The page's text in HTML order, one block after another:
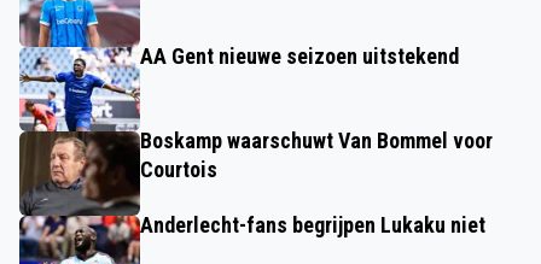
AA Gent nieuwe seizoen uitstekend
Boskamp waarschuwt Van Bommel voor
Courtois
Anderlecht-fans begrijpen Lukaku niet